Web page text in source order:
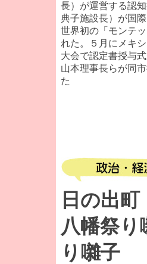
長）が運営する認
典子施設長）が国
世界初の「モンテ
れた。５月にメキ
大会で認定書授与
山本理事長らが同
た
日の出町
八幡祭り
り囃子